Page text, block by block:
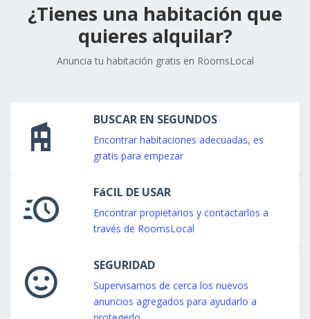
¿Tienes una habitación que
quieres alquilar?
Anuncia tu habitación gratis en RoomsLocal
BUSCAR EN SEGUNDOS
Encontrar habitaciones adecuadas, es
gratis para empezar
FáCIL DE USAR
Encontrar propietarios y contactarlos a
través de RoomsLocal
SEGURIDAD
Supervisamos de cerca los nuevos
anuncios agregados para ayudarlo a